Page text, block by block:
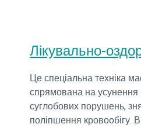
Лікувально-
Це спеціальна техніка
спрямована на усунення
суглобових порушень,
поліпшення кровообігу.